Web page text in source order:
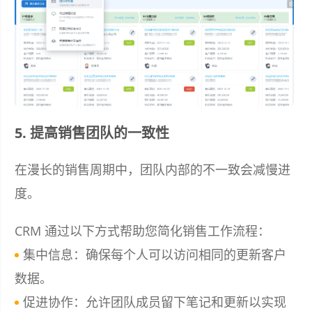
5. 提高销售团队的一致性
在漫长的销售周期中，团队内部的不一致会减慢进
度。
CRM 通过以下方式帮助您简化销售工作流程：
集中信息：确保每个人可以访问相同的更新客户
数据。
促进协作：允许团队成员留下笔记和更新以实现